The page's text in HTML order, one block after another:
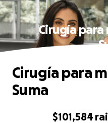
Cirugía para
$101,584
Cirugía para
Suma